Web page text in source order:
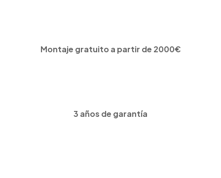
Montaje gratuito a partir de 2000€
3 años de garantía